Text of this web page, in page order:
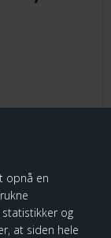
opnå en
og
at siden hele